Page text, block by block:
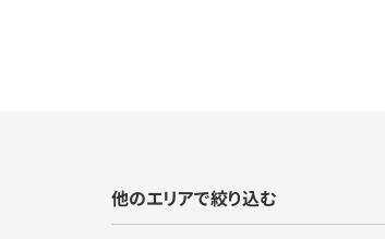
他のエリアで絞り込む